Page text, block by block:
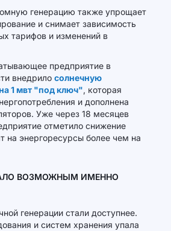
генерацию также упрощает
и снимает зависимость
тарифов и изменений в
предприятие в
внедрило солнечную
1 мвт "под ключ", которая
и дополнена
Уже через 18 месяцев
отметило снижение
на энергоресурсы более чем на
ВОЗМОЖНЫМ ИМЕННО
генерации стали доступнее.
и систем хранения упала